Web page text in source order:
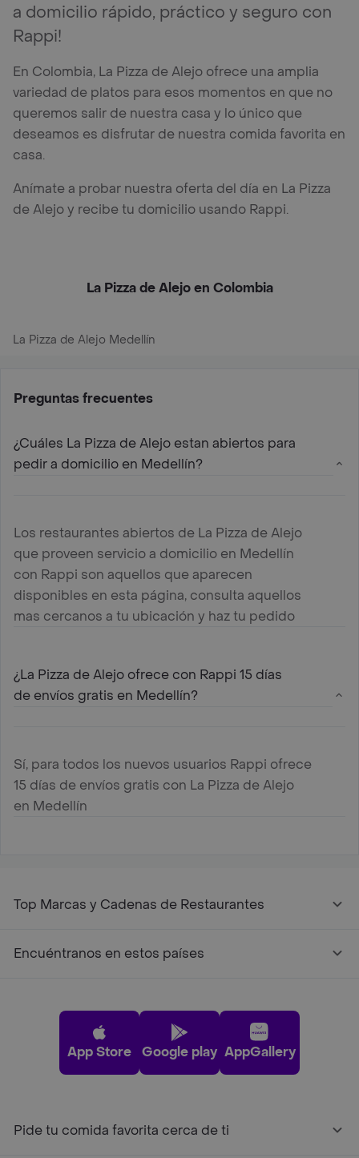
a domicilio rápido, práctico y seguro con
Rappi!
En Colombia, La Pizza de Alejo ofrece una amplia
variedad de platos para esos momentos en que no
queremos salir de nuestra casa y lo único que
deseamos es disfrutar de nuestra comida favorita en
casa.
Anímate a probar nuestra oferta del día en La Pizza
de Alejo y recibe tu domicilio usando Rappi.
La Pizza de Alejo en Colombia
La Pizza de Alejo Medellín
Preguntas frecuentes
¿Cuáles La Pizza de Alejo estan abiertos para
pedir a domicilio en Medellín?
Los restaurantes abiertos de La Pizza de Alejo
que proveen servicio a domicilio en Medellín
con Rappi son aquellos que aparecen
disponibles en esta página, consulta aquellos
mas cercanos a tu ubicación y haz tu pedido
¿La Pizza de Alejo ofrece con Rappi 15 días
de envíos gratis en Medellín?
Sí, para todos los nuevos usuarios Rappi ofrece
15 días de envíos gratis con La Pizza de Alejo
en Medellín
Top Marcas y Cadenas de Restaurantes
Encuéntranos en estos países
App Store Google play AppGallery
Pide tu comida favorita cerca de ti